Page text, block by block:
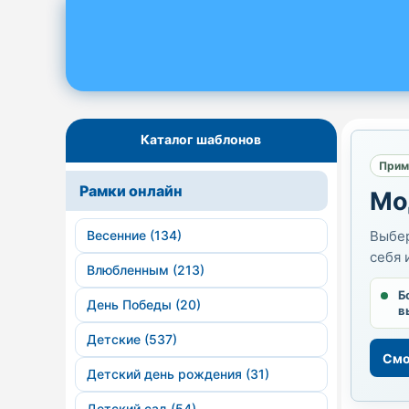
Каталог шаблонов
Рамки онлайн
Весенние (134)
Влюбленным (213)
День Победы (20)
Детские (537)
Детский день рождения (31)
себя